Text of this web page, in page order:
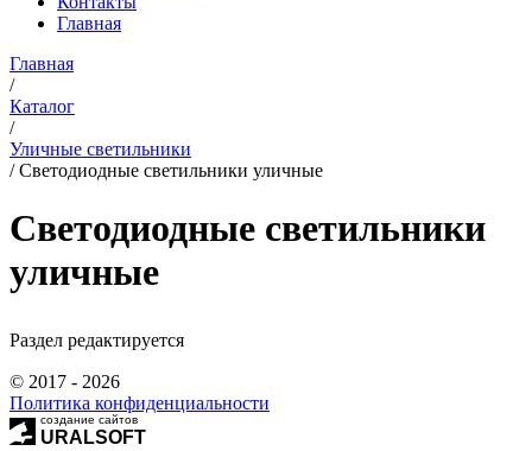
Главная
Главная
/
Каталог
/
Уличные светильники
/Светодиодные светильники уличные
Светодиодные светильники
уличные
Раздел редактируется
© 2017 - 2026
Политика конфиденциальности
создание сайтов
URALSOFT